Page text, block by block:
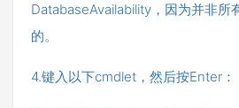
DatabaseAvailability，因为并非所
的。
4.键入以下cmdlet，然后按Enter：